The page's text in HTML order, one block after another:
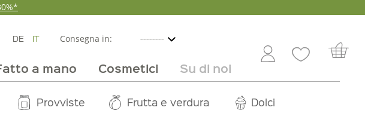
DE IT Consegna in:
a mano Cosmetici Su di noi
Mondo delle albicocche
Provviste Frutta e verdura Dolci
vino Vini in offerta
Pur Exclusive Online Rivenditori Service Carriera